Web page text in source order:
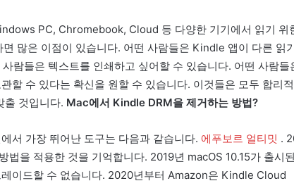
PC, Chromebook, Cloud 등 다양한 기기에서 읽기 위
많은 이점이 있습니다. 어떤 사람들은 Kindle 앱이 다른 읽
람들은 텍스트를 인쇄하고 싶어할 수 있습니다. 어떤 사람들
할 수 있다는 확신을 원할 수 있습니다. 이것들은 모두 합리
출 것입니다. Mac에서 Kindle DRM을 제거하는 방법?
서 가장 뛰어난 도구는 다음과 같습니다. 에푸보르 얼티밋 .
을 적용한 것을 기억합니다. 2019년 macOS 10.15가 출시
이드할 수 없습니다. 2020년부터 Amazon은 Kindle Cloud